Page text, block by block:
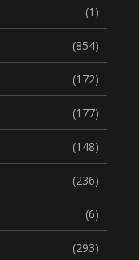
(1)
(854)
(172)
(177)
(148)
(236)
(6)
(293)